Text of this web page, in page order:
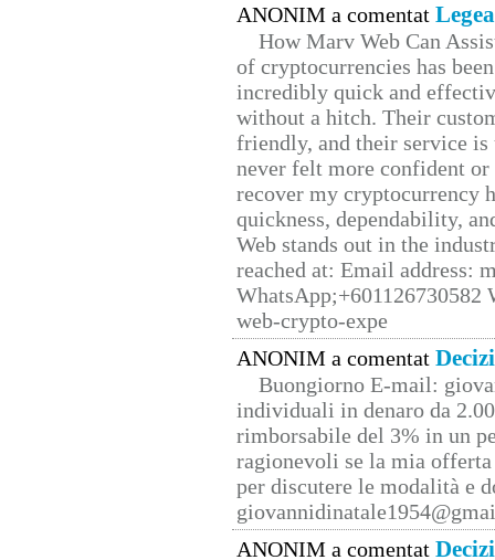
ANONIM a comentat
How Marv Web Can
of cryptocurrencies has
incredibly quick and
without a hitch. Their
friendly, and their service
never felt more confident
recover my cryptocurrency
quickness, dependability,
Web stands out in the
reached at: Email address:
web-crypto-expe
ANONIM a comentat
Buongiorno E-mail:
individuali in denaro da
rimborsabile del 3% in un
ragionevoli se la mia
per discutere le modalità e
ANONIM a comentat